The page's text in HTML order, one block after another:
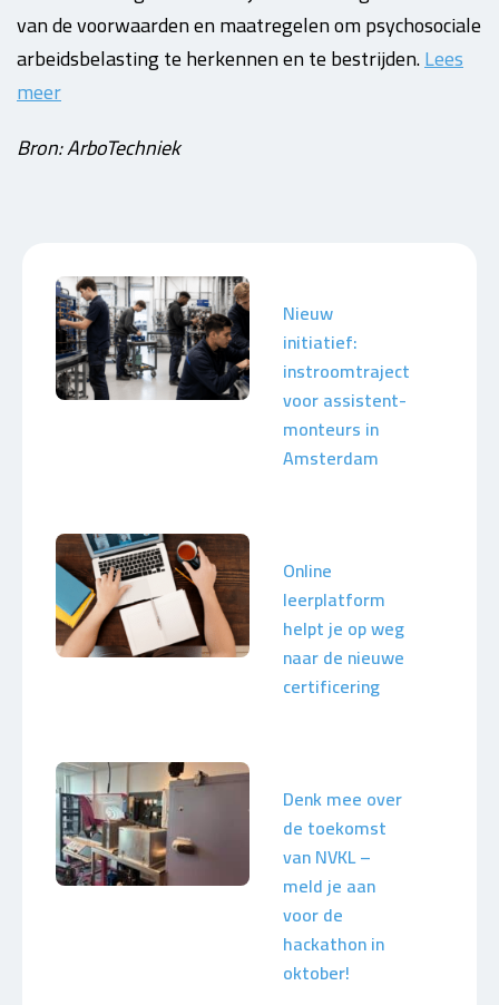
van de voorwaarden en maatregelen om psychosociale
arbeidsbelasting te herkennen en te bestrijden.Lees
meer
Bron: ArboTechniek
Nieuw
initiatief:
instroomtraject
voor assistent-
monteurs in
Amsterdam
Online
leerplatform
helpt je op weg
naar de nieuwe
certificering
Denk mee over
de toekomst
van NVKL –
meld je aan
voor de
hackathon in
oktober!